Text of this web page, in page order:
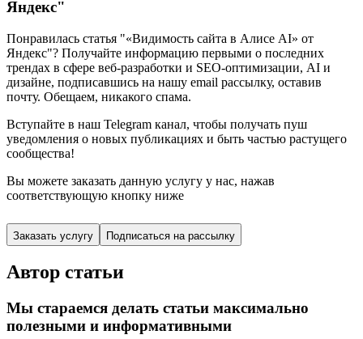
Яндекс"
Понравилась статья "«Видимость сайта в Алисе AI» от
Яндекс"? Получайте информацию первыми о последних
трендах в сфере веб-разработки и SEO-оптимизации, AI и
дизайне, подписавшись на нашу email рассылку, оставив
почту. Обещаем, никакого спама.
Вступайте в наш Telegram канал, чтобы получать пуш
уведомления о новых публикациях и быть частью растущего
сообщества!
Вы можете заказать данную услугу у нас, нажав
соответствующую кнопку ниже
Заказать услугу Подписаться на рассылку
Автор статьи
Мы стараемся делать статьи максимально
полезными и информативными